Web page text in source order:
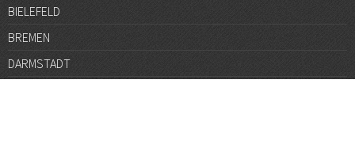
BIELEFELD
BREMEN
DARMSTADT